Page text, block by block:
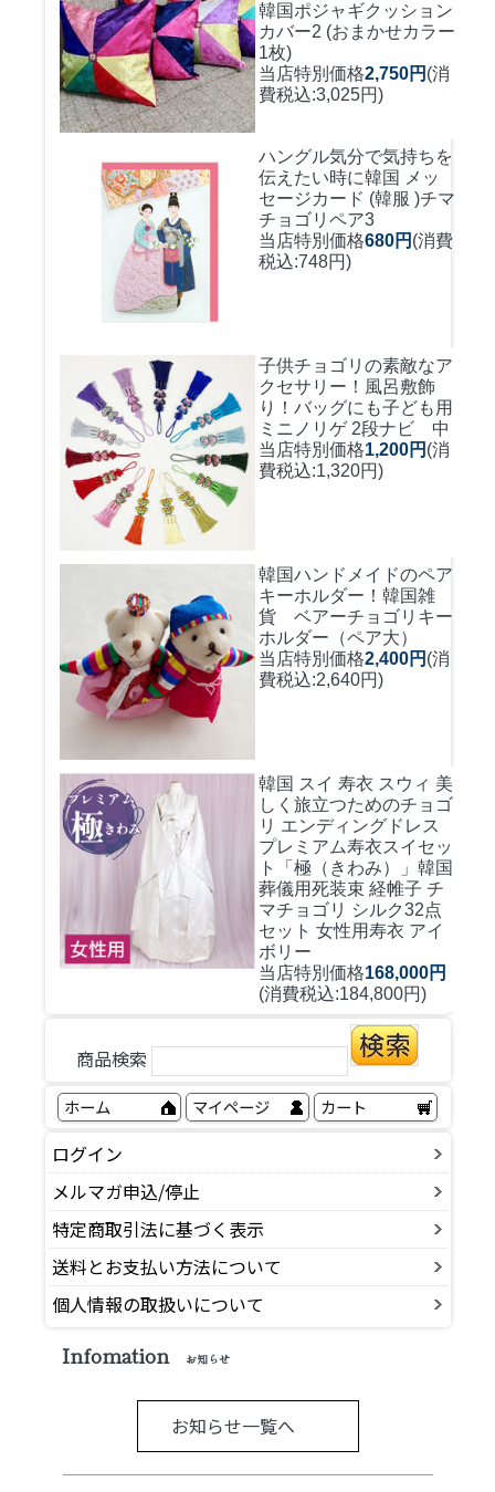
韓国ポジャギクッション
カバー2 (おまかせカラー
1枚)
当店特別価格2,750円 (消
費税込:3,025円)
ハングル気分で気持ちを
伝えたい時に韓国 メッ
セージカード (韓服 )チマ
チョゴリペア3
当店特別価格680円 (消費
税込:748円)
子供チョゴリの素敵なア
クセサリー！風呂敷飾
り！バッグにも子ども用
ミニノリゲ 2段ナビ 中
当店特別価格1,200円 (消
費税込:1,320円)
韓国ハンドメイドのペア
キーホルダー！ 韓国雑
貨 ベアーチョゴリキー
ホルダー（ペア大）
当店特別価格2,400円 (消
費税込:2,640円)
韓国 スイ 寿衣 スウィ 美
しく旅立つためのチョゴ
リ エンディングドレス
プレミアム寿衣スイセッ
ト「極（きわみ）」韓国
葬儀用死装束 経帷子 チ
マチョゴリ シルク32点
セット 女性用寿衣 アイ
ボリー
当店特別価格168,000円
(消費税込:184,800円)
商品検索
ホーム マイページ カート
ログイン
メルマガ申込/停止
特定商取引法に基づく表示
送料とお支払い方法について
個人情報の取扱いについて
Infomation お知らせ
お知らせ一覧へ